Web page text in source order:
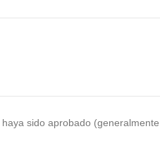
sido aprobado